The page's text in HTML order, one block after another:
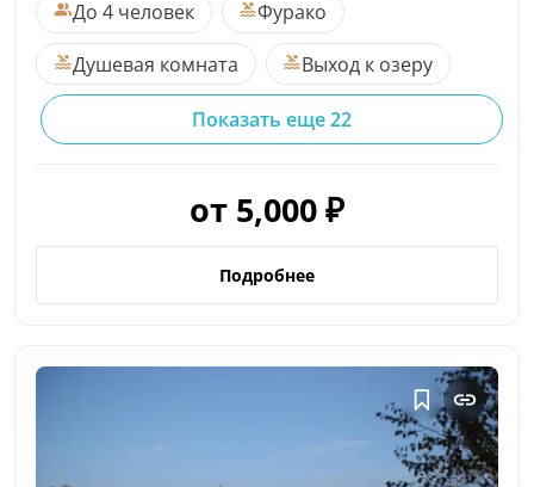
До 4 человек
Фурако
Душевая комната
Выход к озеру
Показать еще 22
от 5,000 ₽
Подробнее